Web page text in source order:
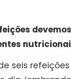
seis